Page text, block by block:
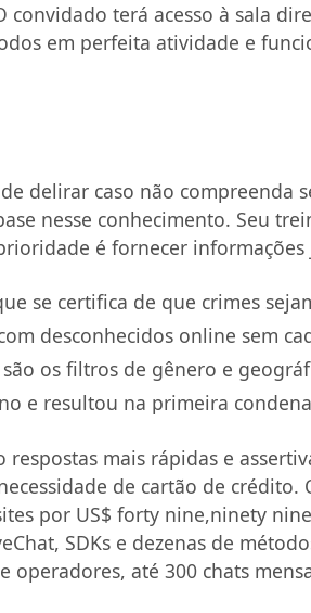
terá acesso à sala
em perfeita atividade e
delirar caso não
nesse conhecimento. Seu
é fornecer
se certifica de que crimes
desconhecidos online sem
os filtros de gênero e
e resultou na primeira
mais rápidas e
de cartão de
por US$ forty nine,ninety
SDKs e dezenas de
até 300 chats